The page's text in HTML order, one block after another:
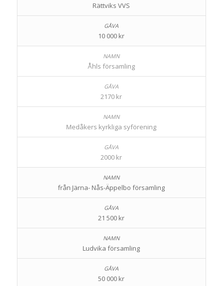
Rättviks VVS
10 000 kr
Åhls församling
2170 kr
Medåkers kyrkliga syförening
2000 kr
från Järna- Nås-Äppelbo församling
21 500 kr
Ludvika församling
50 000 kr